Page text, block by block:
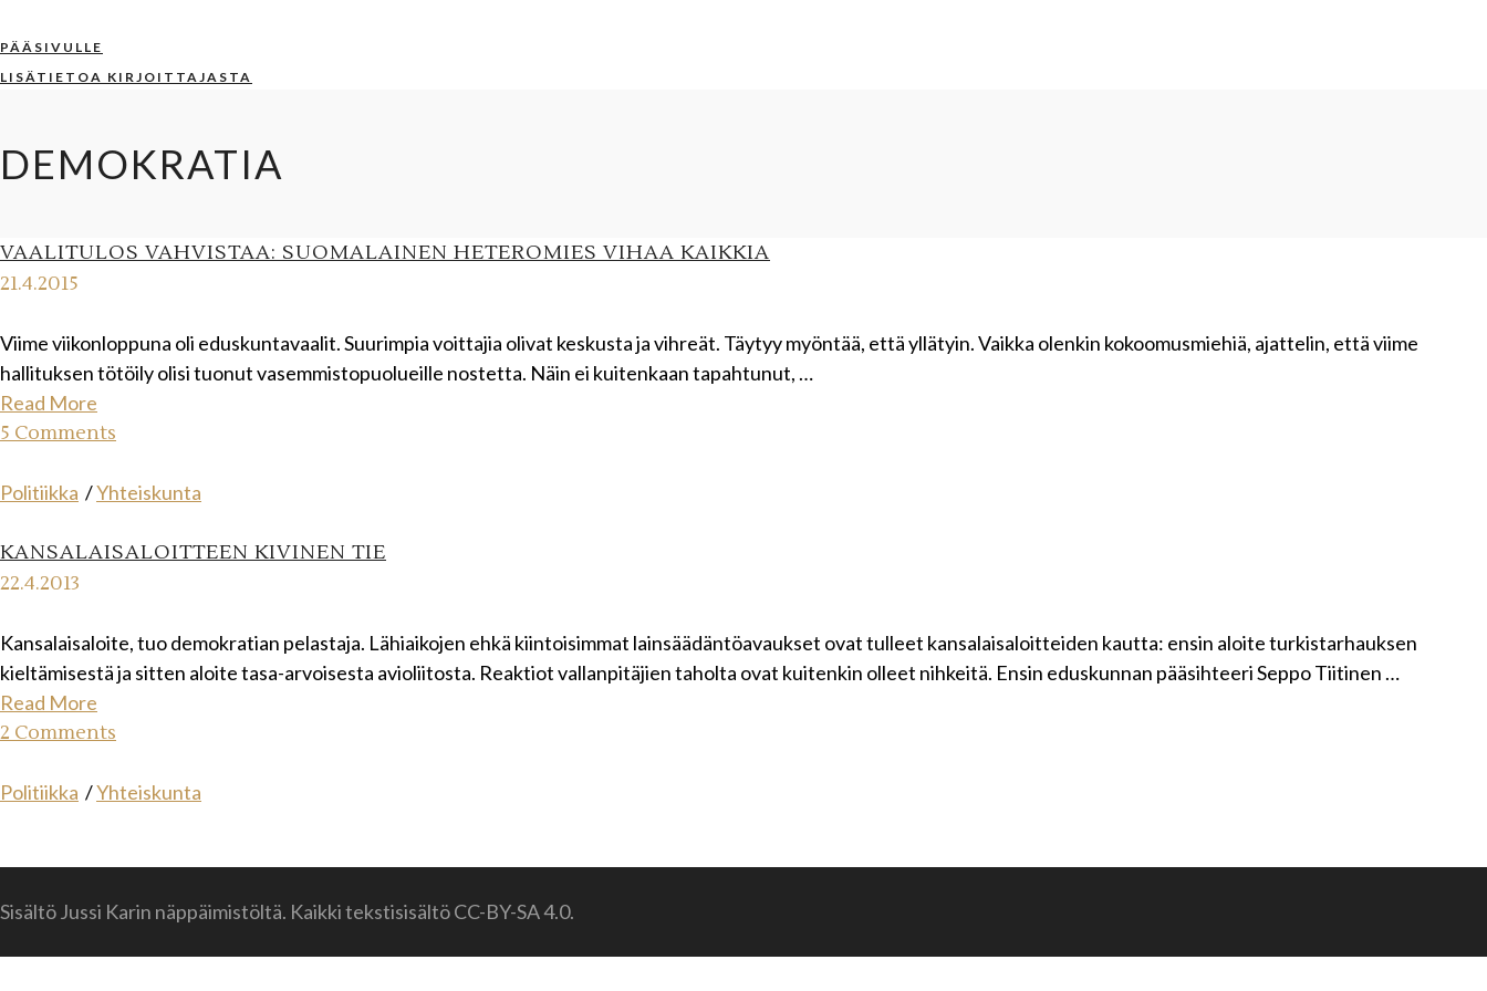
PÄÄSIVULLE
LISÄTIETOA KIRJOITTAJASTA
DEMOKRATIA
VAALITULOS VAHVISTAA: SUOMALAINEN HETEROMIES VIHAA KAIKKIA
21.4.2015
Viime viikonloppuna oli eduskuntavaalit. Suurimpia voittajia olivat keskusta ja vihreät. Täytyy myöntää, että yllätyin. Vaikka olenkin kokoomusmiehiä, ajattelin, että viime
hallituksen tötöily olisi tuonut vasemmistopuolueille nostetta. Näin ei kuitenkaan tapahtunut, …
Read More
5 Comments
Politiikka /Yhteiskunta
KANSALAISALOITTEEN KIVINEN TIE
22.4.2013
Kansalaisaloite, tuo demokratian pelastaja. Lähiaikojen ehkä kiintoisimmat lainsäädäntöavaukset ovat tulleet kansalaisaloitteiden kautta: ensin aloite turkistarhauksen
kieltämisestä ja sitten aloite tasa-arvoisesta avioliitosta. Reaktiot vallanpitäjien taholta ovat kuitenkin olleet nihkeitä. Ensin eduskunnan pääsihteeri Seppo Tiitinen …
Read More
2 Comments
Politiikka /Yhteiskunta
Sisältö Jussi Karin näppäimistöltä. Kaikki tekstisisältö CC-BY-SA 4.0.